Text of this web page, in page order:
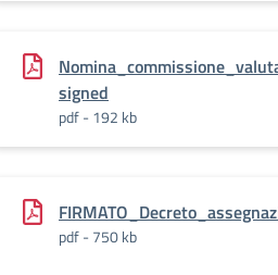
signed
pdf - 192 kb
pdf - 750 kb